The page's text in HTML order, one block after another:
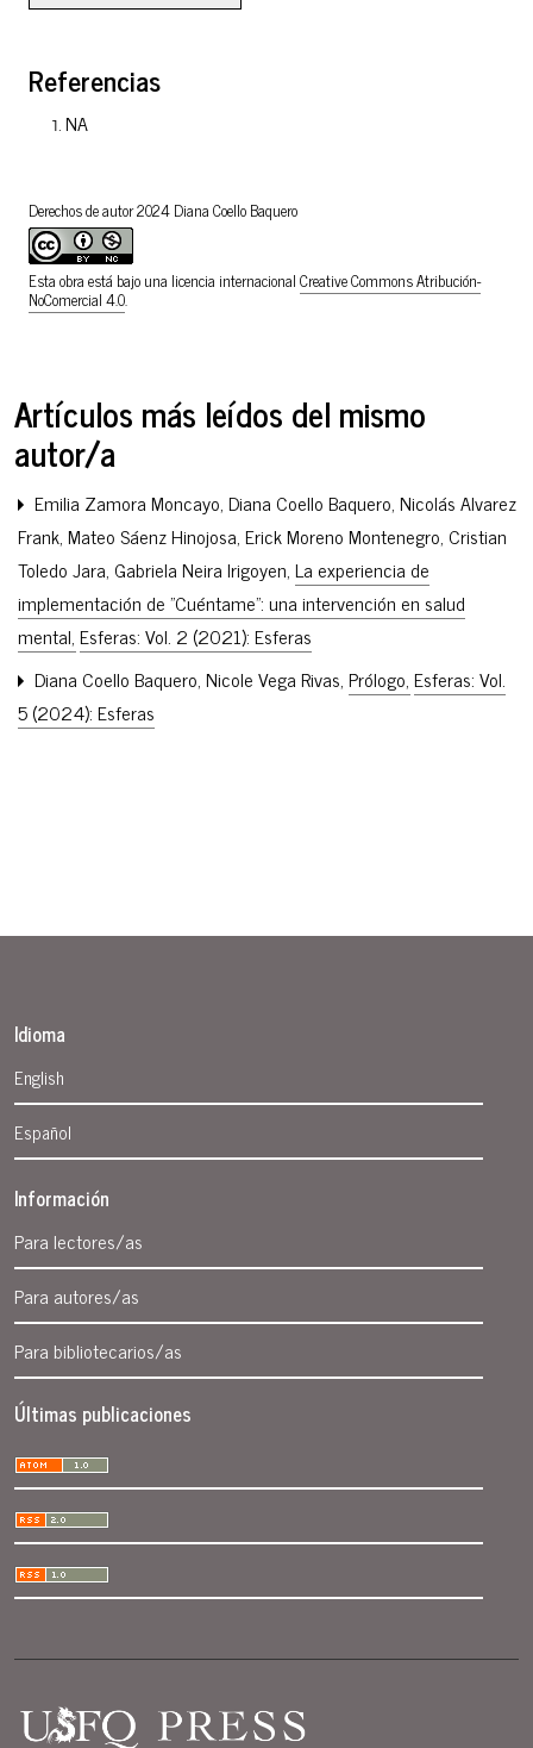
Derechos de autor 2024 Diana Coello Baquero
Esta obra está bajo una licencia internacionalCreative Commons Atribución-
NoComercial 4.0.
Referencias
NA
Artículos más leídos del mismo
autor/a
Emilia Zamora Moncayo, Diana Coello Baquero, Nicolás Alvarez
Frank, Mateo Sáenz Hinojosa, Erick Moreno Montenegro, Cristian
Toledo Jara, Gabriela Neira Irigoyen,La experiencia de
implementación de "Cuéntame": una intervención en salud
mental,Esferas: Vol. 2 (2021): Esferas
Diana Coello Baquero, Nicole Vega Rivas,Prólogo,Esferas: Vol.
5 (2024): Esferas
Idioma
English
Español
Información
Para lectores/as
Para autores/as
Para bibliotecarios/as
Últimas publicaciones